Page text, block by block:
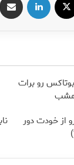
رو برات
از خودت دور